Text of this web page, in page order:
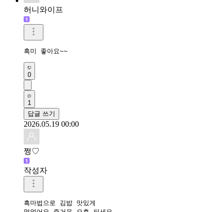
허니와이프
흑미 좋아요~~
0
1
답글 쓰기
2026.05.19 00:00
쩡♡
작성자
흑마법으로 김밥 맛있게